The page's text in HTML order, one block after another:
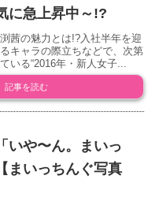
に急上昇中～!?
茜の魅力とは!?入社半年を迎
キャラの際立ちなどで、次第
いる“2016年・新人女子...
記事を読む
いや〜ん。まいっ
まいっちんぐ写真